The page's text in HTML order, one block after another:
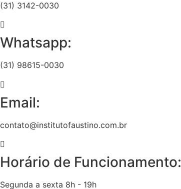
(31) 3142-0030
Whatsapp:
(31) 98615-0030
Email:
contato@institutofaustino.com.br
Horário de Funcionamento:
Segunda a sexta 8h - 19h